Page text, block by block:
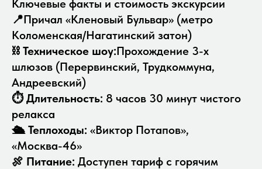
Ключевые факты и стоимость экскурсии
📍Причал «Кленовый Бульвар» (метро
Коломенская/Нагатинский затон)
⛓ Техническое шоу:Прохождение 3-х
шлюзов (Перервинский, Трудкоммуна,
Андреевский)
⏱Длительность: 8 часов 30 минут чистого
релакса
🛳Теплоходы: «Виктор Потапов»,
«Москва-46»
🍖 Питание: Доступен тариф с горячим